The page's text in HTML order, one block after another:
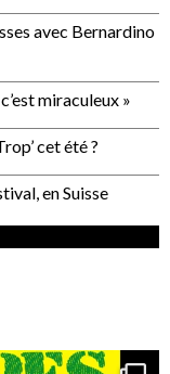
avec Bernardino
miraculeux »
cet été ?
en Suisse